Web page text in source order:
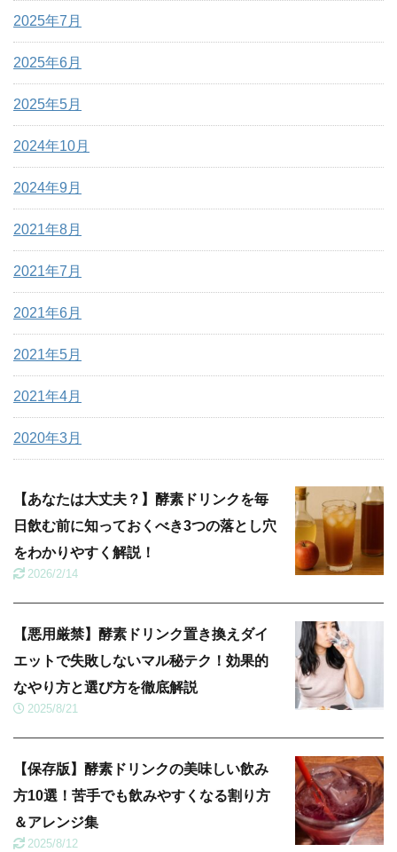
2025年7月
2025年6月
2025年5月
2024年10月
2024年9月
2021年8月
2021年7月
2021年6月
2021年5月
2021年4月
2020年3月
【あなたは大丈夫？】酵素ドリンクを毎
日飲む前に知っておくべき3つの落とし穴
をわかりやすく解説！
2026/2/14
【悪用厳禁】酵素ドリンク置き換えダイ
エットで失敗しないマル秘テク！効果的
なやり方と選び方を徹底解説
2025/8/21
【保存版】酵素ドリンクの美味しい飲み
方10選！苦手でも飲みやすくなる割り方
＆アレンジ集
2025/8/12